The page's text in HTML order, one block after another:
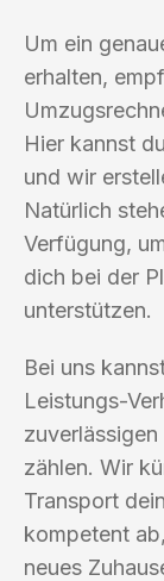
Um ein
erhalten,
Hier kannst
und wir
Natürlich
Verfügung,
dich bei der
unterstützen.
Bei uns
Leistungs-
zählen. Wir
Transport
kompetent
neues